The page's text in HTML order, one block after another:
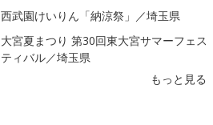
西武園けいりん「納涼祭」／埼玉県
大宮夏まつり 第30回東大宮サマーフェス
ティバル／埼玉県
もっと見る